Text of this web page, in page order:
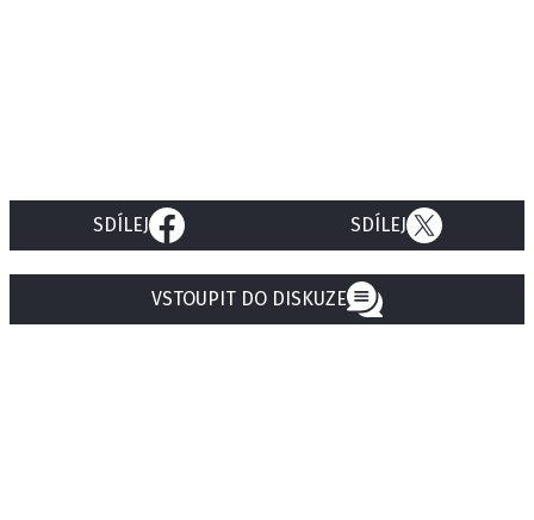
SDÍLEJ SDÍLEJ
VSTOUPIT DO DISKUZE